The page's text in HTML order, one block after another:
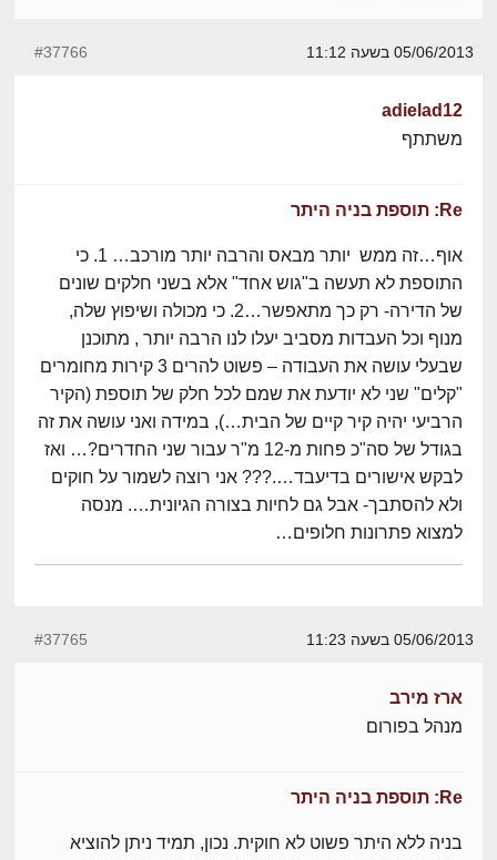
05/06/2013 בשעה 11:12 #37766
adielad12
משתתף
Re: תוספת בניה היתר
אוף…זה ממש יותר מבאס והרבה יותר מורכב… 1. כי
התוספת לא תעשה ב"גוש אחד" אלא בשני חלקים שונים
של הדירה- רק כך מתאפשר…2. כי מכולה ושיפוץ שלה,
מנוף וכל העבדות מסביב יעלו לנו הרבה יותר , מתוכנן
שבעלי עושה את העבודה – פשוט להרים 3 קירות מחומרים
"קלים" שני לא יודעת את שמם לכל חלק של תוספת (הקיר
הרביעי יהיה קיר קיים של הבית…), במידה ואני עושה את זה
בגודל של סה"כ פחות מ-12 מ"ר עבור שני החדרים?… ואז
לבקש אישורים בדיעבד….??? אני רוצה לשמור על חוקים
ולא להסתבך- אבל גם לחיות בצורה הגיונית…. מנסה
למצוא פתרונות חלופים…
05/06/2013 בשעה 11:23 #37765
ארז מירב
מנהל בפורום
Re: תוספת בניה היתר
בניה ללא היתר פשוט לא חוקית. נכון, תמיד ניתן להוציא